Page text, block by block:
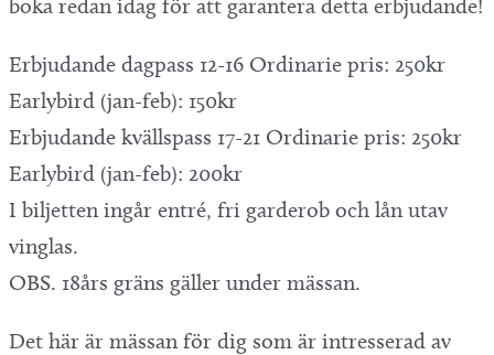
boka redan idag för att garantera detta erbjudande!
Erbjudande dagpass 12-16 Ordinarie pris: 250kr
Earlybird (jan-feb): 150kr
Erbjudande kvällspass 17-21 Ordinarie pris: 250kr
Earlybird (jan-feb): 200kr
I biljetten ingår entré, fri garderob och lån utav
vinglas.
OBS. 18års gräns gäller under mässan.
Det här är mässan för dig som är intresserad av